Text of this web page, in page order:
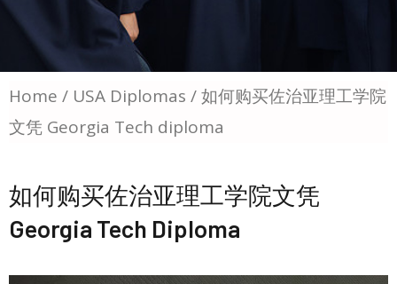
Home / USA Diplomas / 如何购买佐治亚理工学院
文凭 Georgia Tech diploma
如何购买佐治亚理工学院文凭
Georgia Tech Diploma